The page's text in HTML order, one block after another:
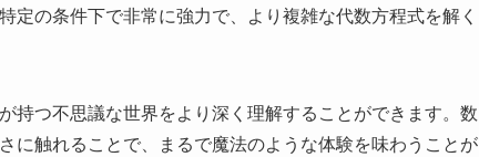
定の条件下で非常に強力で、より複雑な代数方程式を解く
持つ不思議な世界をより深く理解することができます。数
に触れることで、まるで魔法のような体験を味わうことが